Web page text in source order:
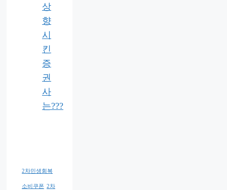
상
향
시
킨
증
권
사
는???
2차민생회복
소비쿠폰 2차